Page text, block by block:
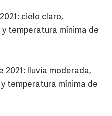
cielo claro,
temperatura mínima de
2021: lluvia moderada,
temperatura mínima de